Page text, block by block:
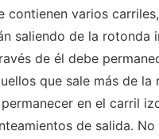
contienen varios
saliendo de la rotonda
de él debe
que sale más de la
en el carril
de salida.